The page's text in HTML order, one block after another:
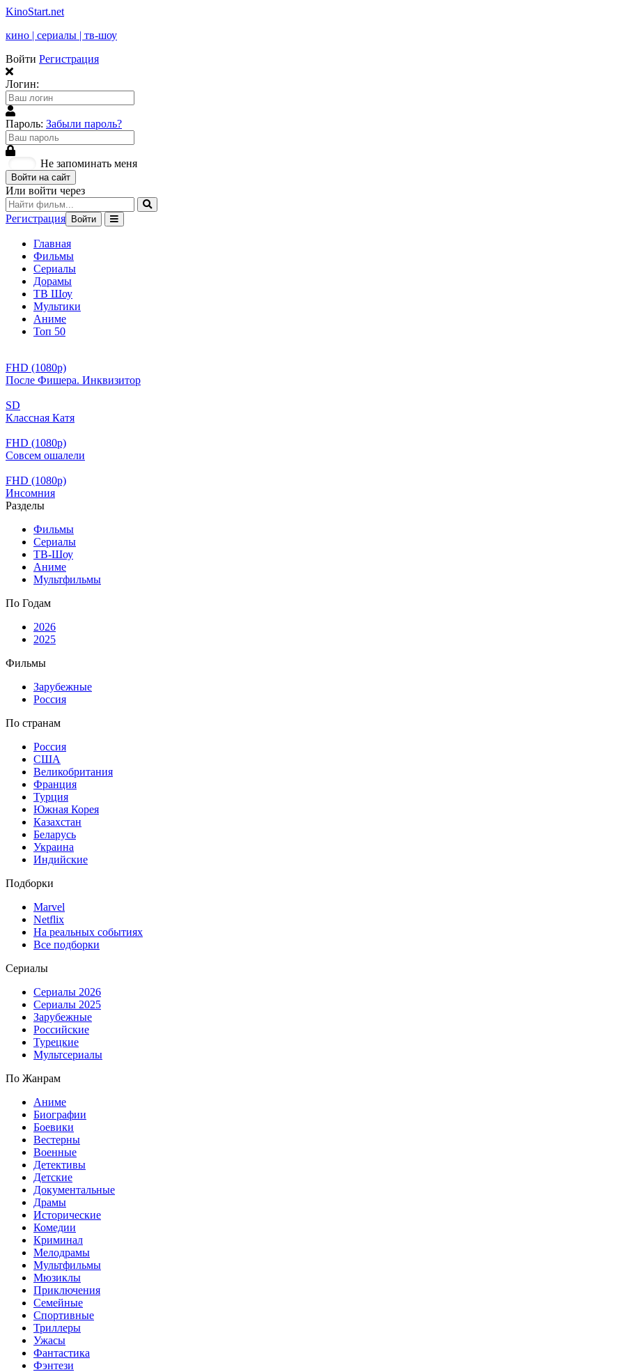
KinoStart.net
кино | сериалы | тв-шоу
Войти Регистрация
Логин:
Пароль: Забыли пароль?
Не запоминать меня
Войти на сайт
Или войти через
Регистрация Войти
Главная
Фильмы
Сериалы
Дорамы
ТВ Шоу
Мультики
Аниме
Топ 50
FHD (1080p)
После Фишера. Инквизитор
SD
Классная Катя
FHD (1080p)
Совсем ошалели
FHD (1080p)
Инсомния
Разделы
Фильмы
Сериалы
ТВ-Шоу
Аниме
Мультфильмы
По Годам
2026
2025
Фильмы
Зарубежные
Россия
По странам
Россия
США
Великобритания
Франция
Турция
Южная Корея
Казахстан
Беларусь
Украина
Индийские
Подборки
Marvel
Netflix
На реальных событиях
Все подборки
Сериалы
Сериалы 2026
Сериалы 2025
Зарубежные
Российские
Турецкие
Мультсериалы
По Жанрам
Аниме
Биографии
Боевики
Вестерны
Военные
Детективы
Детские
Документальные
Драмы
Исторические
Комедии
Криминал
Мелодрамы
Мультфильмы
Мюзиклы
Приключения
Семейные
Спортивные
Триллеры
Ужасы
Фантастика
Фэнтези